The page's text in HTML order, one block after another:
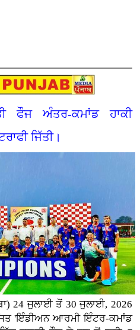
ਫੌਜ ਅੰਤਰ-ਕਮਾਂਡ ਹਾਕੀ
ਜਿੱਤੀ।
24 ਜੁਲਾਈ ਤੋਂ 30 ਜੁਲਾਈ, 2026
'ਇੰਡੀਅਨ ਆਰਮੀ ਇੰਟਰ-ਕਮਾਂਡ